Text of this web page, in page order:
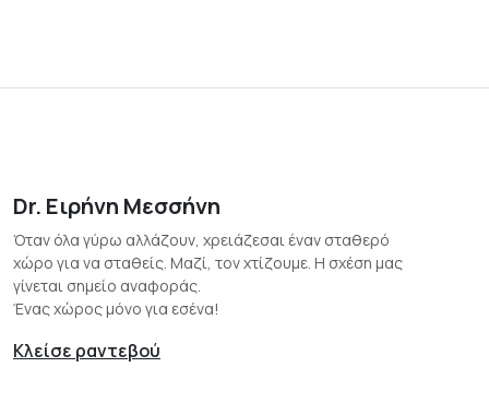
Dr. Ειρήνη Μεσσήνη
Όταν όλα γύρω αλλάζουν, χρειάζεσαι έναν σταθερό
χώρο για να σταθείς. Μαζί, τον χτίζουμε. Η σχέση μας
γίνεται σημείο αναφοράς.
Ένας χώρος μόνο για εσένα!
Κλείσε ραντεβού